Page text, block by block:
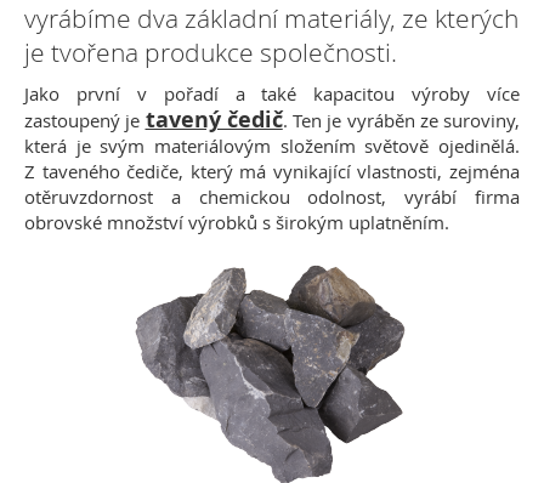
vyrábíme dva základní materiály, ze kterých
je tvořena produkce společnosti.
Jako první v pořadí a také kapacitou výroby více
zastoupený je tavený čedič. Ten je vyráběn ze suroviny,
která je svým materiálovým složením světově ojedinělá.
Z taveného čediče, který má vynikající vlastnosti, zejména
otěruvzdornost a chemickou odolnost, vyrábí firma
obrovské množství výrobků s širokým uplatněním.